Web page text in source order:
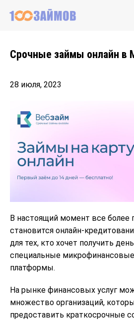
Срочные займы онлайн в
28 июля, 2023
В настоящий момент все более
становится онлайн-
для тех, кто хочет получить
специальные
платформы.
На рынке финансовых услуг
множество организаций,
предоставить краткосрочные